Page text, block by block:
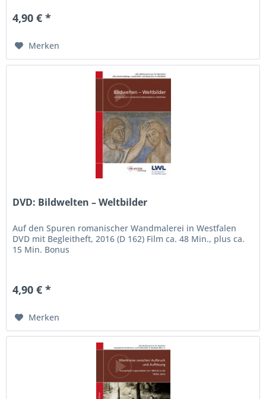
4,90 € *
Merken
DVD: Bildwelten – Weltbilder
Auf den Spuren romanischer Wandmalerei in Westfalen
DVD mit Begleitheft, 2016 (D 162) Film ca. 48 Min., plus ca.
15 Min. Bonus
4,90 € *
Merken